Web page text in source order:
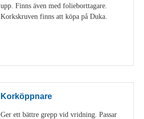
upp. Finns även med folieborttagare.
Korkskruven finns att köpa på Duka.
Korköppnare
Ger ett bättre grepp vid vridning. Passar